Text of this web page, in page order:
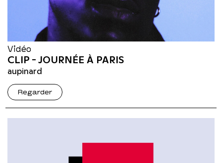
Vidéo
CLIP - JOURNÉE À PARIS
aupinard
Regarder